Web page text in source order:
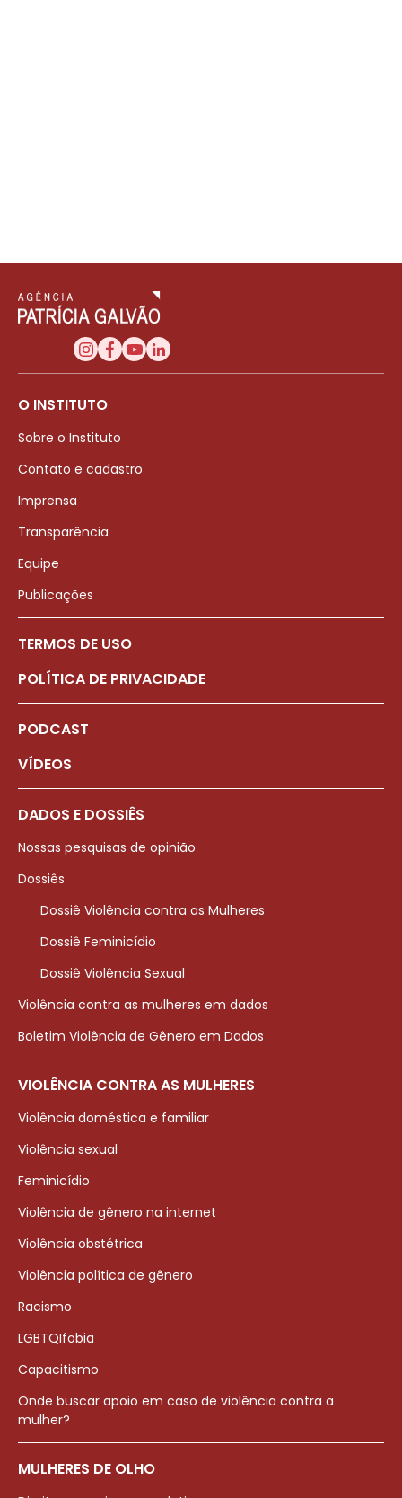
O INSTITUTO
Sobre o Instituto
Contato e cadastro
Imprensa
Transparência
Equipe
Publicações
TERMOS DE USO
POLÍTICA DE PRIVACIDADE
PODCAST
VÍDEOS
DADOS E DOSSIÊS
Nossas pesquisas de opinião
Dossiês
Dossiê Violência contra as Mulheres
Dossiê Feminicídio
Dossiê Violência Sexual
Violência contra as mulheres em dados
Boletim Violência de Gênero em Dados
VIOLÊNCIA CONTRA AS MULHERES
Violência doméstica e familiar
Violência sexual
Feminicídio
Violência de gênero na internet
Violência obstétrica
Violência política de gênero
Racismo
LGBTQIfobia
Capacitismo
Onde buscar apoio em caso de violência contra a
mulher?
MULHERES DE OLHO